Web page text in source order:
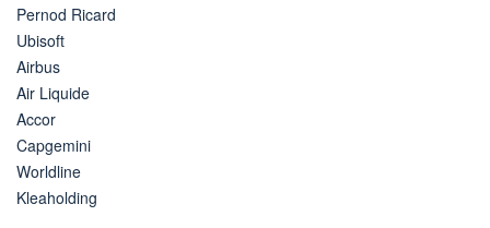
Pernod Ricard
Ubisoft
Airbus
Air Liquide
Accor
Capgemini
Worldline
Kleaholding